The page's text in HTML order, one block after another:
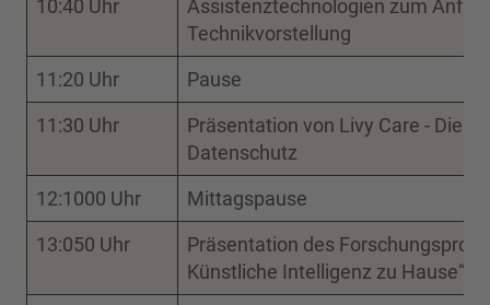
10:40 Uhr
Assistenztechnologien zum
Technikvorstellung
11:20 Uhr
Pause
11:30 Uhr
Präsentation von Livy Care - Die
Datenschutz
12:1000 Uhr
Mittagspause
13:050 Uhr
Präsentation des
Künstliche Intelligenz zu Hause“